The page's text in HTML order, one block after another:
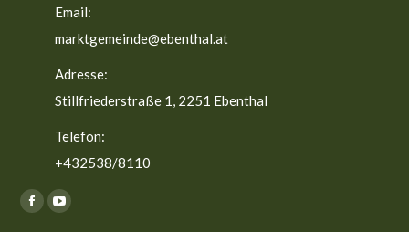
Email:
marktgemeinde@ebenthal.at
Adresse:
Stillfriederstraße 1, 2251 Ebenthal
Telefon:
+432538/8110
Finden Sie uns auf:
FacebookYouTube